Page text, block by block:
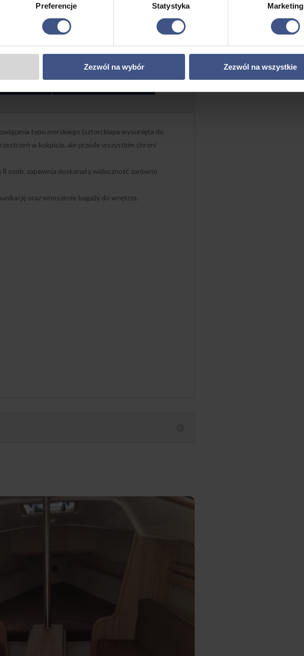
Preferencje Statystyka Marketing
Zezwól na wybór Zezwól na wszystkie
500 375 300
typu morskiego (sztorcklapa wysunięta do
w kokpicie, ale przede wszystkim chroni
osób, zapewnia doskonałą widoczność zarówno
oraz wnoszenie bagaży do wnętrza.